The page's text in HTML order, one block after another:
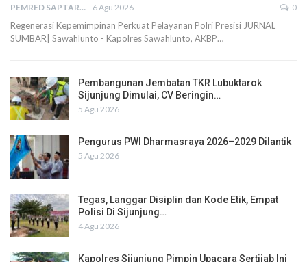
PEMRED SAPTARIUS 6 Agu 2026 0
Regenerasi Kepemimpinan Perkuat Pelayanan Polri Presisi JURNAL
SUMBAR| Sawahlunto - Kapolres Sawahlunto, AKBP…
Pembangunan Jembatan TKR Lubuktarok
Sijunjung Dimulai, CV Beringin…
5 Agu 2026
Pengurus PWI Dharmasraya 2026–2029 Dilantik
5 Agu 2026
Tegas, Langgar Disiplin dan Kode Etik, Empat
Polisi Di Sijunjung…
4 Agu 2026
Kapolres Sijunjung Pimpin Upacara Sertijab Ini